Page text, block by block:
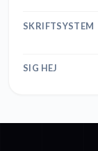
SKRIFTSYSTEM
SIG HEJ